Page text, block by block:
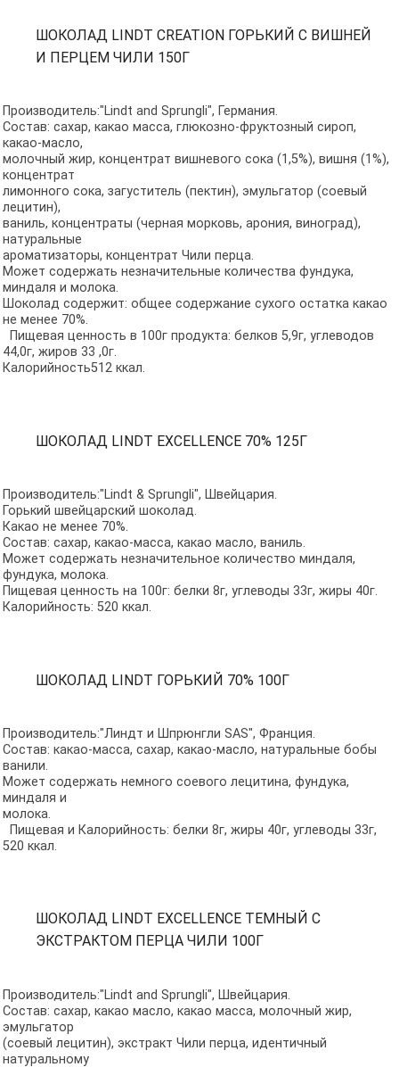
ШОКОЛАД LINDT CREATION ГОРЬКИЙ С ВИШНЕЙ
И ПЕРЦЕМ ЧИЛИ 150Г
Производитель:"Lindt and Sprungli", Германия.
Состав: сахар, какао масса, глюкозно-фруктозный сироп,
какао-масло,
молочный жир, концентрат вишневого сока (1,5%), вишня (1%),
концентрат
лимонного сока, загуститель (пектин), эмульгатор (соевый
лецитин),
ваниль, концентраты (черная морковь, арония, виноград),
натуральные
ароматизаторы, концентрат Чили перца.
Может содержать незначительные количества фундука,
миндаля и молока.
Шоколад содержит: общее содержание сухого остатка какао
не менее 70%.
Пищевая ценность в 100г продукта: белков 5,9г, углеводов
44,0г, жиров 33 ,0г.
Калорийность512 ккал.
ШОКОЛАД LINDT EXCELLENCE 70% 125Г
Производитель:"Lindt & Sprungli", Швейцария.
Горький швейцарский шоколад.
Какао не менее 70%.
Состав: сахар, какао-масса, какао масло, ваниль.
Может содержать незначительное количество миндаля,
фундука, молока.
Пищевая ценность на 100г: белки 8г, углеводы 33г, жиры 40г.
Калорийность: 520 ккал.
ШОКОЛАД LINDT ГОРЬКИЙ 70% 100Г
Производитель:"Линдт и Шпрюнгли SAS", Франция.
Состав: какао-масса, сахар, какао-масло, натуральные бобы
ванили.
Может содержать немного соевого лецитина, фундука,
миндаля и
молока.
Пищевая и Калорийность: белки 8г, жиры 40г, углеводы 33г,
520 ккал.
ШОКОЛАД LINDT EXCELLENCE ТЕМНЫЙ С
ЭКСТРАКТОМ ПЕРЦА ЧИЛИ 100Г
Производитель:"Lindt and Sprungli", Швейцария.
Состав: сахар, какао масло, какао масса, молочный жир,
эмульгатор
(соевый лецитин), экстракт Чили перца, идентичный
натуральному